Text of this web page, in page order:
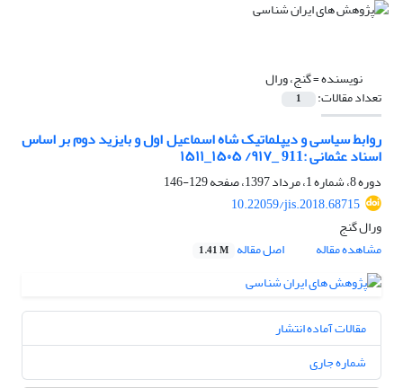
نویسنده =گنج، ورال
تعداد مقالات: 1
روابط سیاسى و دیپلماتیک شاه اسماعیل اول و بایزید دوم بر اساس
اسناد عثمانی :911 _۹۱۷/ ۱۵۰۵_۱۵۱۱
دوره 8، شماره 1، مرداد 1397، صفحه
129-146
10.22059/jis.2018.68715
ورال گنج
مشاهده مقاله
اصل مقاله 1.41 M
مقالات آماده انتشار
شماره جاری